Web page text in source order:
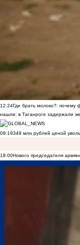
12:24Где брать молоко?: почему
нашли: в Таганроге задержали
09:19349 млн рублей ценой
18:00Нового председателя